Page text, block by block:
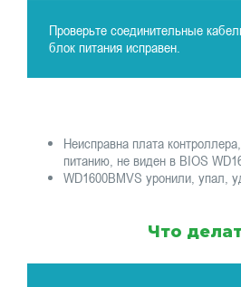
Проверьте соединительные
блок питания исправен.
Неисправна плата
питанию, не виден в BIOS
WD1600BMVS уронили, упал,
Что